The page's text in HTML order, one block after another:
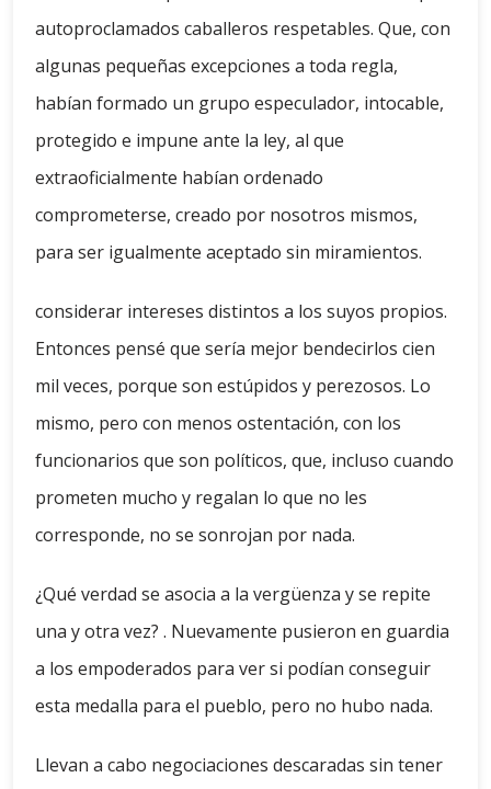
autoproclamados caballeros respetables. Que, con
algunas pequeñas excepciones a toda regla,
habían formado un grupo especulador, intocable,
protegido e impune ante la ley, al que
extraoficialmente habían ordenado
comprometerse, creado por nosotros mismos,
para ser igualmente aceptado sin miramientos.
considerar intereses distintos a los suyos propios.
Entonces pensé que sería mejor bendecirlos cien
mil veces, porque son estúpidos y perezosos. Lo
mismo, pero con menos ostentación, con los
funcionarios que son políticos, que, incluso cuando
prometen mucho y regalan lo que no les
corresponde, no se sonrojan por nada.
¿Qué verdad se asocia a la vergüenza y se repite
una y otra vez? . Nuevamente pusieron en guardia
a los empoderados para ver si podían conseguir
esta medalla para el pueblo, pero no hubo nada.
Llevan a cabo negociaciones descaradas sin tener